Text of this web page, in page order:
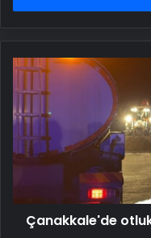
Çanakkale'de
yangını
kontrol
altına
alındı
Çanakkale'de otluk